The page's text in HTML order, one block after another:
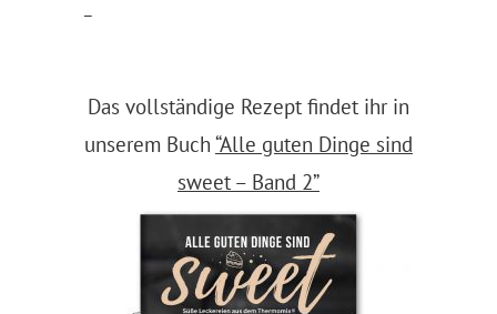
–
Das vollständige Rezept findet ihr in
unserem Buch “Alle guten Dinge sind
sweet – Band 2”